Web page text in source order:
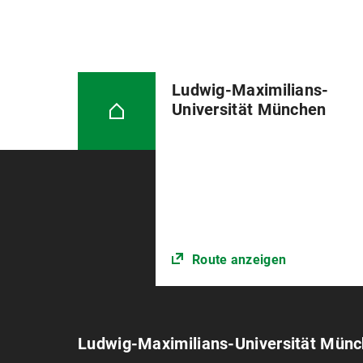
Ludwig-Maximilians-
Universität München
Route anzeigen
Ludwig-Maximilians-Universität